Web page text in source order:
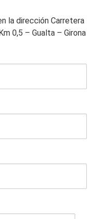
la dirección Carretera
0,5 – Gualta – Girona